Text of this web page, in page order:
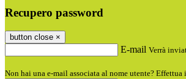
Recupero password
button close ×
E-mail Verrà
Non hai una e-mail associata al nome utente?